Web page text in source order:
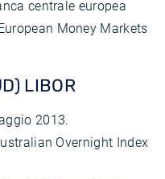
centrale europea
Money Markets
LIBOR
2013.
Overnight Index